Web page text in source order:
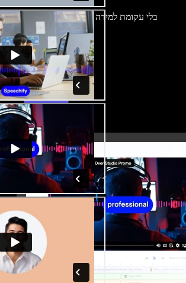
בלי עקומת למידה – הכול זמין בדפדפן. יוצרי